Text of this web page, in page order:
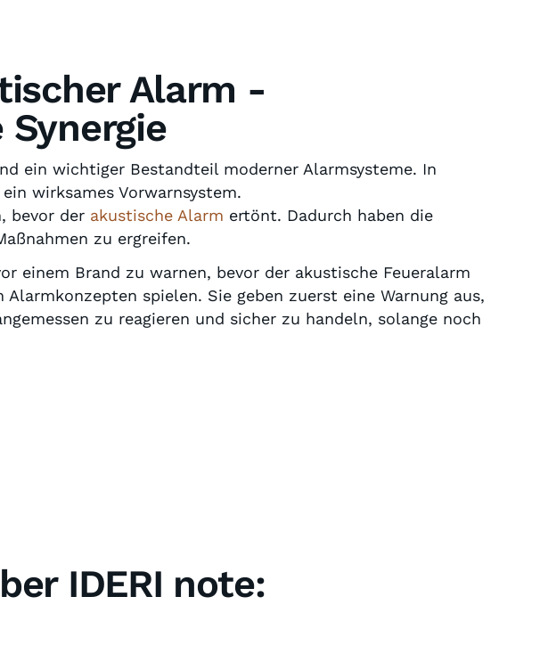
Alarm -
ein wichtiger Bestandteil moderner Alarmsysteme. In
wirksames Vorwarnsystem.
bevor der akustische Alarm ertönt. Dadurch haben die
zu ergreifen.
einem Brand zu warnen, bevor der akustische Feueralarm
spielen. Sie geben zuerst eine Warnung aus,
zu reagieren und sicher zu handeln, solange noch
IDERI note: